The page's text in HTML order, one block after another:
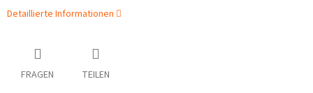
Detaillierte Informationen
FRAGEN TEILEN